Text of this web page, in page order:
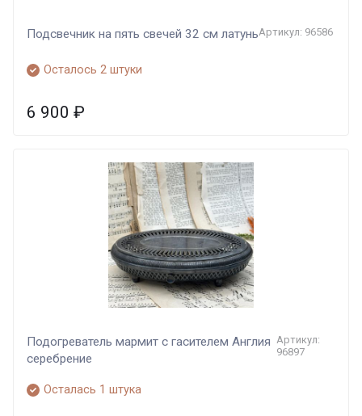
Подсвечник на пять свечей 32 см латуньАртикул: 96586
Осталось 2 штуки
6 900 ₽
Подогреватель мармит с гасителем Англия
серебрение
Артикул:
96897
Осталась 1 штука